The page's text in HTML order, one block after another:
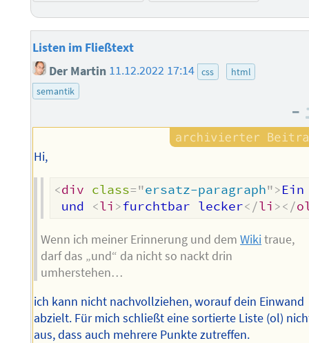
Listen im Fließtext
Der Martin 11.12.2022 17:14 css
html
semantik
–
Hi,
<div class="ersatz-paragraph">
und
<li >furchtbar lecker</li ></
Wenn ich meiner Erinnerung und demWikitraue,
darf das „und“ da nicht so nackt drin
umherstehen…
ich kann nicht nachvollziehen, worauf dein Einwand
abzielt. Für mich schließt eine sortierte Liste (ol)
aus, dass auch mehrere Punkte zutreffen.